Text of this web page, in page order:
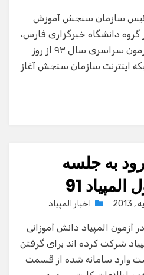
سازمان سنجش آموزش
گروه دانشگاه خبرگزاری فارس،
گفت: ثبت‌نام از داوطلبان آزمون سراسری سال ۹۳ از روز
شبکه اینترنت سازمان سنجش آغاز
به جلسه
91
اخبار المپیاد
آزمون المپیاد دانش آموزانی
شرکت کرده اند برای گرفتن
وارد سامانه شده از قسمت